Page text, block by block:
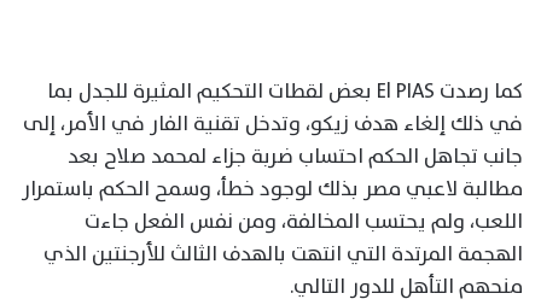
كما رصدت El PIAS بعض لقطات التحكيم المثيرة للجدل بما
في ذلك إلغاء هدف زيكو، وتدخل تقنية الفار في الأمر، إلى
جانب تجاهل الحكم احتساب ضربة جزاء لمحمد صلاح بعد
مطالبة لاعبي مصر بذلك لوجود خطأ، وسمح الحكم باستمرار
اللعب، ولم يحتسب المخالفة، ومن نفس الفعل جاءت
الهجمة المرتدة التي انتهت بالهدف الثالث للأرجنتين الذي
منحهم التأهل للدور التالي.